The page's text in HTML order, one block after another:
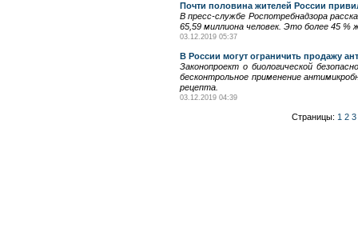
Почти половина жителей России
В пресс-службе Роспотребнадзора
65,59 миллиона человек. Это более 45 %
03.12.2019 05:37
В России могут ограничить продажу
Законопроект о биологической
бесконтрольное применение
рецепта.
03.12.2019 04:39
Страницы: 1 2 3